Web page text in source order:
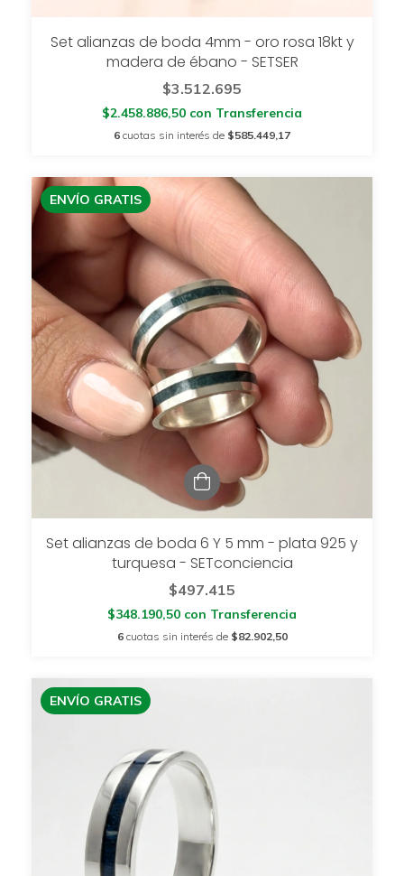
Set alianzas de boda 4mm - oro rosa 18kt y
madera de ébano - SETSER
$3.512.695
$2.458.886,50 con Transferencia
6 cuotas sin interés de $585.449,17
ENVÍO GRATIS
Set alianzas de boda 6 Y 5 mm - plata 925 y
turquesa - SETconciencia
$497.415
$348.190,50 con Transferencia
6 cuotas sin interés de $82.902,50
ENVÍO GRATIS